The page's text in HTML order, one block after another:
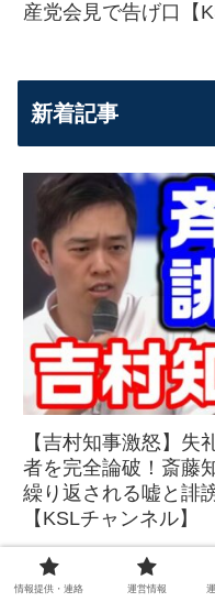
産党会見で告げ口【
新着記事
【吉村知事激怒】失
者を完全論破！斎藤
繰り返される嘘と誹
【KSLチャンネル】
情報提供・連絡 運営情報